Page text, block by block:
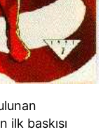
ilk baskısı